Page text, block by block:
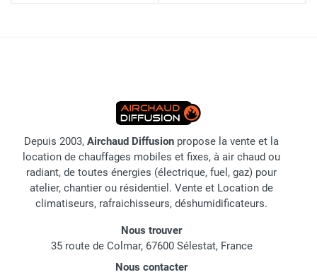
Depuis 2003, Airchaud Diffusion propose la vente et la
location de chauffages mobiles et fixes, à air chaud ou
radiant, de toutes énergies (électrique, fuel, gaz) pour
atelier, chantier ou résidentiel. Vente et Location de
climatiseurs, rafraichisseurs, déshumidificateurs.
Nous trouver
35 route de Colmar, 67600 Sélestat, France
Nous contacter